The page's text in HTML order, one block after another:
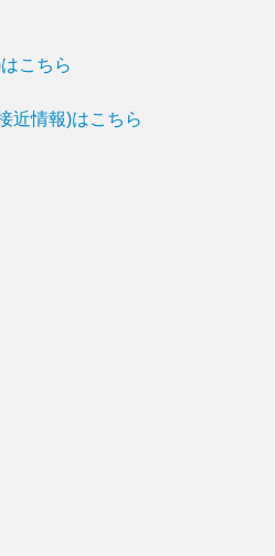
こちら
近情報)はこちら